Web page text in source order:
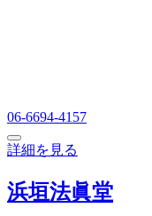
06-6694-4157
詳細を見る
浜垣法眞堂